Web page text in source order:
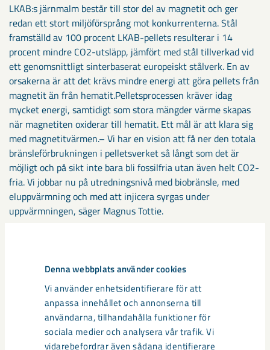
Denna webbplats använder cookies
Vi använder enhetsidentifierare för att
anpassa innehållet och annonserna till
användarna, tillhandahålla funktioner för
sociala medier och analysera vår trafik. Vi
vidarebefordrar även sådana identifierare
LKAB:s järnmalm består till stor del av magnetit och ger
redan ett stort miljöförsprång mot konkurrenterna. Stål
framställd av 100 procent LKAB-pellets resulterar i 14
procent mindre CO2-utsläpp, jämfört med stål tillverkad vid
ett genomsnittligt sinterbaserat europeiskt stålverk. En av
orsakerna är att det krävs mindre energi att göra pellets från
magnetit än från hematit.Pelletsprocessen kräver idag
mycket energi, samtidigt som stora mängder värme skapas
när magnetiten oxiderar till hematit. Ett mål är att klara sig
med magnetitvärmen.– Vi har en vision att få ner den totala
bränsleförbrukningen i pelletsverket så långt som det är
möjligt och på sikt inte bara bli fossilfria utan även helt CO2-
fria. Vi jobbar nu på utredningsnivå med biobränsle, med
eluppvärmning och med att injicera syrgas under
uppvärmningen, säger Magnus Tottie.
utmaningar
LKAB släpper ut ungefär 700 kiloton CO2 per år och SSAB
mer än fem miljoner ton. Idag används kol och koks för att
reducera järnmalm till järn. En av idéerna i HYBRIT är att
istället använda vätgas som har producerats av el från